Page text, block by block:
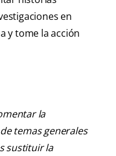
en
y tome la acción
la
temas generales
sustituir la